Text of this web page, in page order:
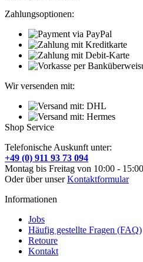
Zahlungsoptionen:
Wir versenden mit:
Shop Service
Telefonische Auskunft unter:
+49 (0) 911 93 73 094
Montag bis Freitag von 10:00 -
Oder über unserKontaktformular
Informationen
Jobs
Häufig gestellte Fragen (FAQ)
Retoure
Kontakt